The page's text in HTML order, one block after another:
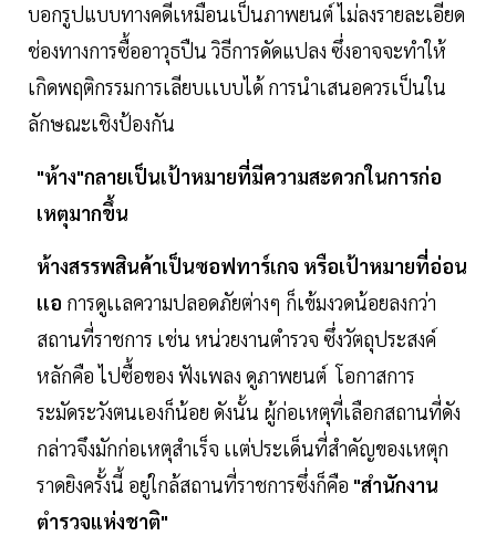
บอกรูปแบบทางคดีเหมือนเป็นภาพยนต์ ไม่ลงรายละเอียด
ช่องทางการซื้ออาวุธปืน วิธีการดัดแปลง ซึ่งอาจจะทำให้
เกิดพฤติกรรมการเลียบเเบบได้ การนำเสนอควรเป็นใน
ลักษณะเชิงป้องกัน
"ห้าง"กลายเป็นเป้าหมายที่มีความสะดวกในการก่อ
เหตุมากขึ้น
ห้างสรรพสินค้าเป็นซอฟทาร์เกจ หรือเป้าหมายที่อ่อน
เเอ การดูเเลความปลอดภัยต่างๆ ก็เข้มงวดน้อยลงกว่า
สถานที่ราชการ เช่น หน่วยงานตำรวจ ซึ่งวัตถุประสงค์
หลักคือ ไปซื้อของ ฟังเพลง ดูภาพยนต์ โอกาสการ
ระมัดระวังตนเองก็น้อย ดังนั้น ผู้ก่อเหตุที่เลือกสถานที่ดัง
กล่าวจึงมักก่อเหตุสำเร็จ เเต่ประเด็นที่สำคัญของเหตุก
ราดยิงครั้งนี้ อยู่ใกล้สถานที่ราชการซึ่งก็คือ "สำนักงาน
ตำรวจแห่งชาติ"